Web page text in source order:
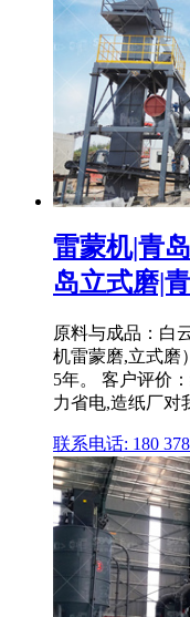
雷蒙机|青
岛立式磨|
原料与成品：白
机雷蒙磨,立式磨
5年。 客户评价
力省电,造纸厂对
联系电话: 180